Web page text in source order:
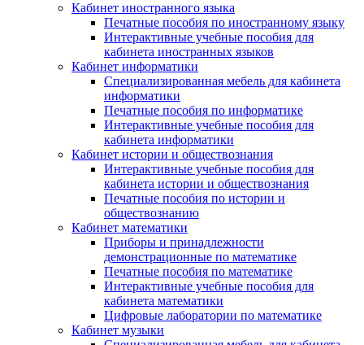
Кабинет иностранного языка
Печатные пособия по иностранному языку
Интерактивные учебные пособия для
кабинета иностранных языков
Кабинет информатики
Специализированная мебель для кабинета
информатики
Печатные пособия по информатике
Интерактивные учебные пособия для
кабинета информатики
Кабинет истории и обществознания
Интерактивные учебные пособия для
кабинета истории и обществознания
Печатные пособия по истории и
обществознанию
Кабинет математики
Приборы и принадлежности
демонстрационные по математике
Печатные пособия по математике
Интерактивные учебные пособия для
кабинета математики
Цифровые лаборатории по математике
Кабинет музыки